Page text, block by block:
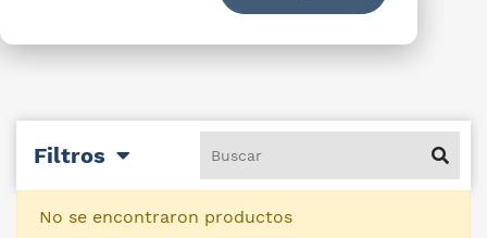
Filtros
No se encontraron productos